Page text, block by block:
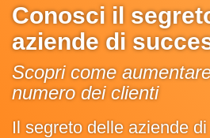
Conosci il
aziende di
Scopri come
numero dei clienti
Il segreto delle aziende